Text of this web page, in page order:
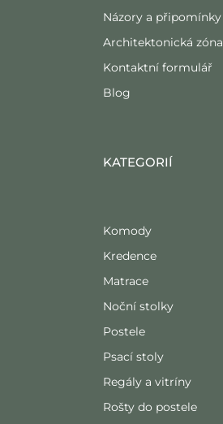
Názory a připomínky
Architektonická zóna
Kontaktní formulář
Blog
KATEGORIÍ
Komody
Kredence
Matrace
Noční stolky
Postele
Psací stoly
Regály a vitríny
Rošty do postele